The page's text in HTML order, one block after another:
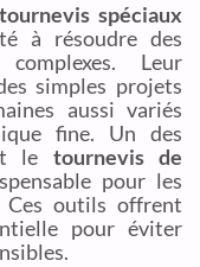
tournevis spéciaux
à résoudre des
Leur
simples projets
aussi variés
fine. Un des
le tournevis de
pour les
Ces outils offrent
pour éviter